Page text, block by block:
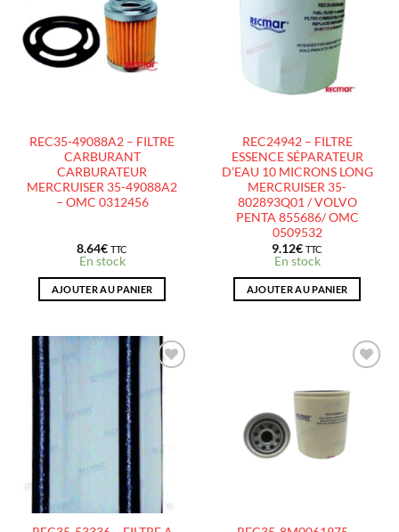
À LA
LISTE
D’ENVIES
REC35-49088A2 – FILTRE
CARBURANT
CARBURATEUR
MERCRUISER 35-49088A2
– OMC 0312456
8.64€ TTC
En stock
AJOUTER AU PANIER
À LA
LISTE
D’ENVIES
REC24942 – FILTRE
ESSENCE SÉPARATEUR
D’EAU 10 MICRONS LONG
MERCRUISER 35-
802893Q01 / VOLVO
PENTA 855686/ OMC
0509532
9.12€ TTC
En stock
AJOUTER AU PANIER
AJOUTER
D’ENVIES
À LA
LISTE
D’ENVIES